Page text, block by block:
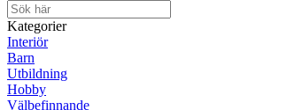
Kategorier
Interiör
Barn
Utbildning
Hobby
Välbefinnande